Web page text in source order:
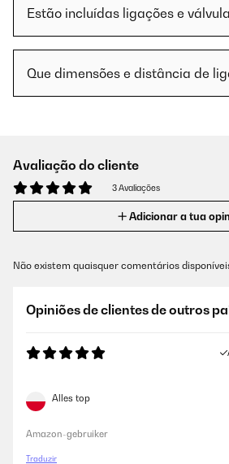
Estão incluídas ligações e
Que dimensões e distância de
Avaliação do cliente
3 Avaliações
Adicionar a tua
Não existem quaisquer comentários
Opiniões de clientes de outros
Alles top
Amazon-gebruiker
Traduzir